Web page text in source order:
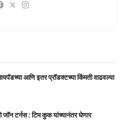
आणि इतर प्रॉडक्टच्या किंमती वाढवल्या
टर्नस : टिम कुक यांच्यानंतर घेणार